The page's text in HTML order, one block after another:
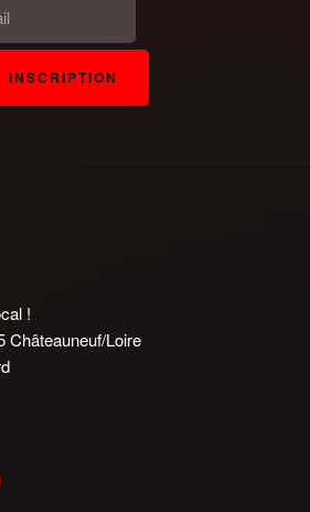
!
Châteauneuf/Loire